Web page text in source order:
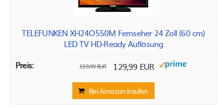
TELEFUNKEN XH24O550M Fernseher 24 Zoll (60 cm)
LED TV HD-Ready Auflösung
139,99 EUR 129,99 EUR
Bei Amazon kaufen